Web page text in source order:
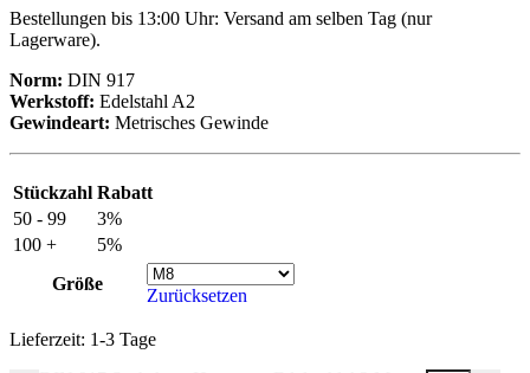
Bestellungen bis 13:00 Uhr: Versand am selben Tag (nur
Lagerware).
Norm: DIN 917
Werkstoff: Edelstahl A2
Gewindeart: Metrisches Gewinde
Stückzahl Rabatt
50 - 99
3%
100 +
5%
Größe
Zurücksetzen
Lieferzeit: 1-3 Tage